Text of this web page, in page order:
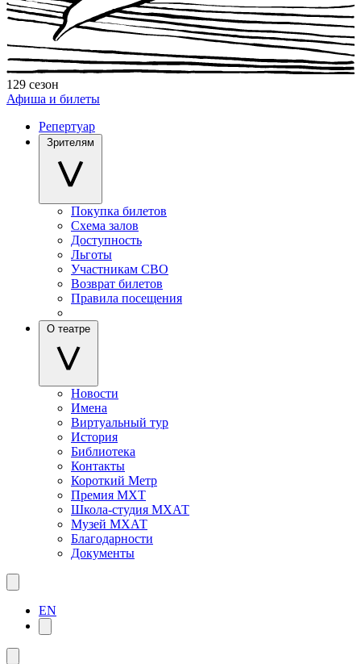
129 сезон
Афиша и билеты
Репертуар
Зрителям
Покупка билетов
Схема залов
Доступность
Льготы
Участникам СВО
Возврат билетов
Правила посещения
О театре
Новости
Имена
Виртуальный тур
История
Библиотека
Контакты
Короткий Метр
Премия МХТ
Школа-студия МХАТ
Музей МХАТ
Благодарности
Документы
EN